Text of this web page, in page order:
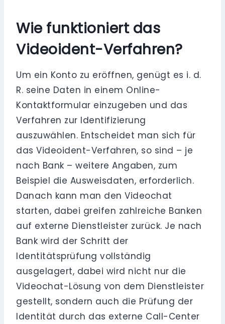
Wie funktioniert das
Videoident-Verfahren?
Um ein Konto zu eröffnen, genügt es i. d.
R. seine Daten in einem Online-
Kontaktformular einzugeben und das
Verfahren zur Identifizierung
auszuwählen. Entscheidet man sich für
das Videoident-Verfahren, so sind – je
nach Bank – weitere Angaben, zum
Beispiel die Ausweisdaten, erforderlich.
Danach kann man den Videochat
starten, dabei greifen zahlreiche Banken
auf externe Dienstleister zurück. Je nach
Bank wird der Schritt der
Identitätsprüfung vollständig
ausgelagert, dabei wird nicht nur die
Videochat-Lösung von dem Dienstleister
gestellt, sondern auch die Prüfung der
Identität durch das externe Call-Center